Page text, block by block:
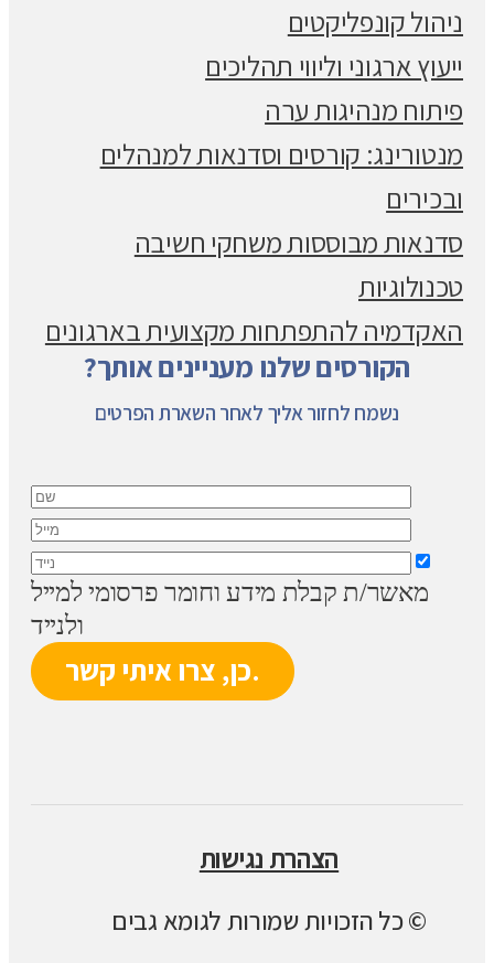
ניהול קונפליקטים
ייעוץ ארגוני וליווי תהליכים
פיתוח מנהיגות ערה
מנטורינג: קורסים וסדנאות למנהלים
ובכירים
סדנאות מבוססות משחקי חשיבה
טכנולוגיות
האקדמיה להתפתחות מקצועית בארגונים
הקורסים שלנו מעניינים אותך?
נשמח לחזור אליך לאחר השארת הפרטים
מאשר/ת קבלת מידע וחומר פרסומי למייל
ולנייד
הצהרת נגישות
© כל הזכויות שמורות לגומא גבים